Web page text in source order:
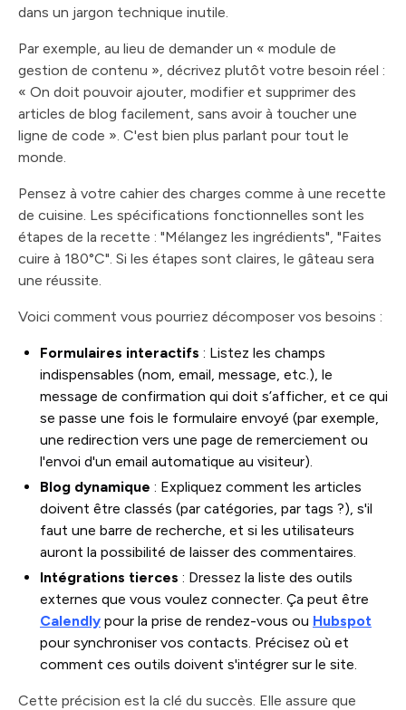
dans un jargon technique inutile.
Par exemple, au lieu de demander un « module de
gestion de contenu », décrivez plutôt votre besoin réel :
« On doit pouvoir ajouter, modifier et supprimer des
articles de blog facilement, sans avoir à toucher une
ligne de code ». C'est bien plus parlant pour tout le
monde.
Pensez à votre cahier des charges comme à une recette
de cuisine. Les spécifications fonctionnelles sont les
étapes de la recette : "Mélangez les ingrédients", "Faites
cuire à 180°C". Si les étapes sont claires, le gâteau sera
une réussite.
Voici comment vous pourriez décomposer vos besoins :
Formulaires interactifs : Listez les champs
indispensables (nom, email, message, etc.), le
message de confirmation qui doit s’afficher, et ce qui
se passe une fois le formulaire envoyé (par exemple,
une redirection vers une page de remerciement ou
l'envoi d'un email automatique au visiteur).
Blog dynamique : Expliquez comment les articles
doivent être classés (par catégories, par tags ?), s'il
faut une barre de recherche, et si les utilisateurs
auront la possibilité de laisser des commentaires.
Intégrations tierces : Dressez la liste des outils
externes que vous voulez connecter. Ça peut être
Calendly pour la prise de rendez-vous ou Hubspot
pour synchroniser vos contacts. Précisez où et
comment ces outils doivent s'intégrer sur le site.
Cette précision est la clé du succès. Elle assure que